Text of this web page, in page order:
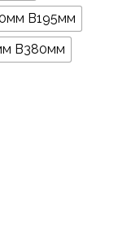
В195мм
В380мм